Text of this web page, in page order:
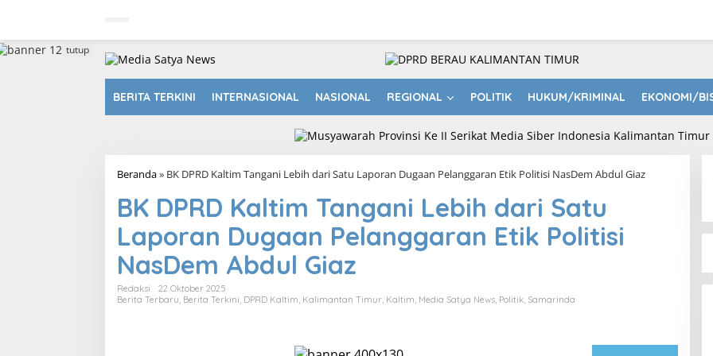
a
BERITA TERKINI INTERNASIONAL NASIONAL REGIONAL POLITIK HUKUM/KRIMINAL EKONOMI/
tutup
Beranda» BK DPRD Kaltim Tangani Lebih dari Satu Laporan Dugaan Pelanggaran Etik Politisi NasDem Abdul Giaz
BK DPRD Kaltim Tangani Lebih dari Satu
Laporan Dugaan Pelanggaran Etik Politisi
NasDem Abdul Giaz
Redaksi
22 Oktober 2025
Berita Terbaru Berita Terkini DPRD Kaltim Kalimantan Timur Kaltim Media Satya News Politik Samarinda